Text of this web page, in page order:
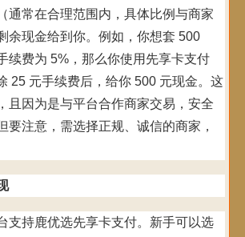
通常在合理范围内，具体比例与商家
余现金给到你。例如，你想套 500
续费为 5%，那么你使用先享卡支付
25 元手续费后，给你 500 元现金。这
且因为是与平台合作商家交易，安全
要注意，需选择正规、诚信的商家，
支持鹿优选先享卡支付。新手可以选